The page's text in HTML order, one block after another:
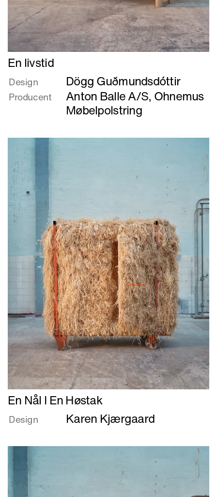
Læs
mere
om
En
livstid
En livstid
Design Dögg Guðmundsdóttir
Producent Anton Balle A/S, Ohnemus
Møbelpolstring
Læs
mere
om
Høstak
En Nål I En Høstak
Design Karen Kjærgaard